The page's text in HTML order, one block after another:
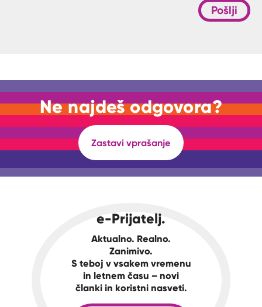
Pošlji
Ne najdeš odgovora?
Zastavi vprašanje
e-Prijatelj.
Aktualno. Realno.
Zanimivo.
S teboj v vsakem vremenu
in letnem času – novi
članki in koristni nasveti.